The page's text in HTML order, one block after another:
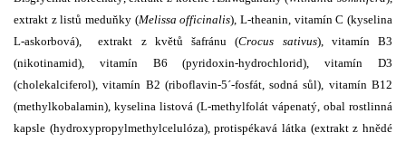
extrakt z listů meduňky (Melissa officinalis), L-theanin, vitamín C (kyselina
L-askorbová), extrakt z květů šafránu (Crocus sativus), vitamín B3
(nikotinamid), vitamín B6 (pyridoxin-hydrochlorid), vitamín D3
(cholekalciferol), vitamín B2 (riboflavin-5´-fosfát, sodná sůl), vitamín B12
(methylkobalamin), kyselina listová (L-methylfolát vápenatý, obal rostlinná
kapsle (hydroxypropylmethylcelulóza), protispékavá látka (extrakt z hnědé